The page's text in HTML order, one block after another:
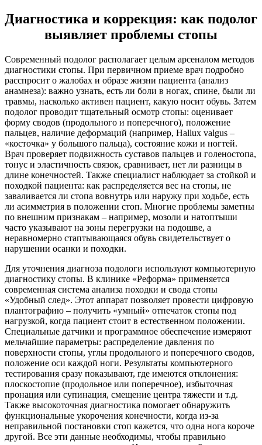
Диагностика и коррекция: как подолог
выявляет проблемы стопы
Современный подолог располагает целым арсеналом методов
диагностики стопы. При первичном приеме врач подробно
расспросит о жалобах и образе жизни пациента (анализ
анамнеза): важно узнать, есть ли боли в ногах, спине, были ли
травмы, насколько активен пациент, какую носит обувь. Затем
подолог проводит тщательный осмотр стопы: оценивает
форму сводов (продольного и поперечного), положение
пальцев, наличие деформаций (например, Hallux valgus –
«косточка» у большого пальца), состояние кожи и ногтей.
Врач проверяет подвижность суставов пальцев и голеностопа,
тонус и эластичность связок, сравнивает, нет ли разницы в
длине конечностей. Также специалист наблюдает за стойкой и
походкой пациента: как распределяется вес на стопы, не
заваливается ли стопа вовнутрь или наружу при ходьбе, есть
ли асимметрия в положении стоп. Многие проблемы заметны
по внешним признакам – например, мозоли и натоптыши
часто указывают на зоны перегрузки на подошве, а
неравномерно стаптывающаяся обувь свидетельствует о
нарушении осанки и походки.
Для уточнения диагноза подологи используют компьютерную
диагностику стопы. В клинике «Реформа» применяется
современная система анализа походки и свода стопы
«Удобный след». Этот аппарат позволяет провести цифровую
плантографию – получить «умный» отпечаток стопы под
нагрузкой, когда пациент стоит в естественном положении.
Специальные датчики и программное обеспечение измеряют
мельчайшие параметры: распределение давления по
поверхности стопы, углы продольного и поперечного сводов,
положение оси каждой ноги. Результаты компьютерного
тестирования сразу показывают, где имеются отклонения:
плоскостопие (продольное или поперечное), избыточная
пронация или супинация, смещение центра тяжести и т.д.
Также высокоточная диагностика помогает обнаружить
функциональные укорочения конечности, когда из-за
неправильной постановки стоп кажется, что одна нога короче
другой. Все эти данные необходимы, чтобы правильно